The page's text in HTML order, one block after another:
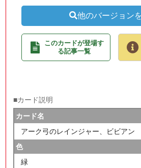
他のバージョン
このカードが登場す
る記事一覧
■カード説明
カード名
アーク弓のレインジャー、ビビアン
色
緑